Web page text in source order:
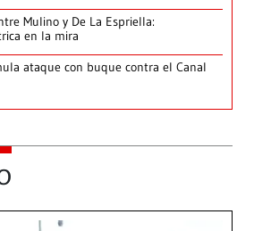
Mulino y De La Espriella:
en la mira
ataque con buque contra el Canal